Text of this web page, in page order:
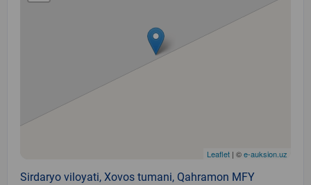
Leaflet | ©e-auksion.uz
Sirdaryo viloyati, Xovos tumani, Qahramon MFY